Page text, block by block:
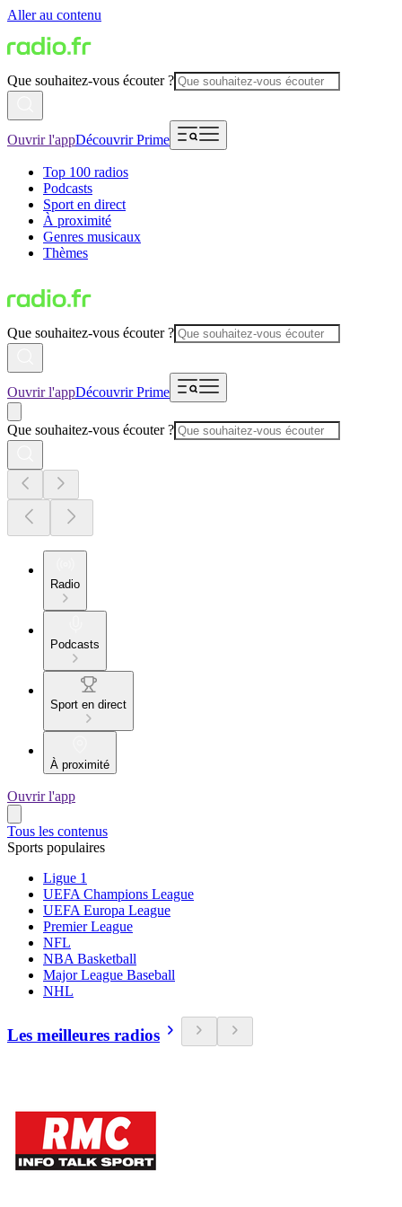
Aller au contenu
Que souhaitez-vous écouter ?
Ouvrir l'appDécouvrir Prime
Top 100 radios
Podcasts
Sport en direct
À proximité
Genres musicaux
Thèmes
Que souhaitez-vous écouter ?
Ouvrir l'appDécouvrir Prime
Que souhaitez-vous écouter ?
Radio
Podcasts
Sport en direct
À proximité
Ouvrir l'app
Tous les contenus
Sports populaires
Ligue 1
UEFA Champions League
UEFA Europa League
Premier League
NFL
NBA Basketball
Major League Baseball
NHL
Les meilleures radios